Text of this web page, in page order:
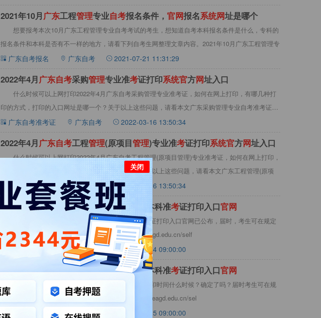
2021年10月广东工程管理专业自考报名条件， 官网报名系统网址是哪个
想要报考本次10月广东工程管理专业自考考试的考生，想知道自考本科报名条件是什么，专科的
报名条件和本科是否有不一样的地方，请看下列自考生网整理文章内容。2021年10月广东工程管理专
广东自考报名 广东自考 2021-07-21 11:31:29
2022年4月广东自考采购管理专业准考证打印系统官方网址入口
什么时候可以上网打印2022年4月广东自考采购管理专业准考证，如何在网上打印，有哪几种打
印的方式，打印的入口网址是哪一个？关于以上这些问题，请看本文广东采购管理专业自考准考证打
印相广东自考准考证 广东自考 2022-03-16 13:50:34
2022年4月广东自考工程管理(原项目管理)专业准考证打印系统官方网址入口
什么时候可以上网打印2022年4月广东自考工程管理(原项目管理)专业准考证，如何在网上打印，
有哪几种打印的方式，打印的入口网址是哪一个？关于以上这些问题，请看本文广东工程管理(原项
广东自考准考证 广东自考 2022-03-16 13:50:34
​2025年4月广东自 考信息管理与信息系 统本科准考证打印入口官网
2025年4月广东自考信息管理与信息系统专业准考证打印入口官网已公布，届时，考生可在规定
时间内登录广东省自学考试管理系统（https://www.eeagd.edu.cn/self
广东自考准考证 广东自考 2025-03-14 09:00:00
2026年1月广东自考信息管理与信息系统本科准考证打印入口官网
2026年1月广东自考信息管理与信息系统准考证打印时间什么时候？确定了吗？届时考生可在规
定时间内登录广东省自学考试管理系统（https://www.eeagd.edu.cn/sel
广东自考准考证 广东自考 2025-12-25 09:00:00
关闭